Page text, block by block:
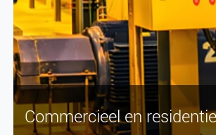
Commercieel en